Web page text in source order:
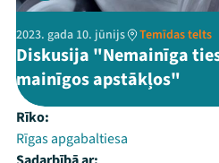
2023. gada 10. jūnijs Temīdas telts
Diskusija "Nemainīga
mainīgos apstākļos"
Rīko:
Rīgas apgabaltiesa